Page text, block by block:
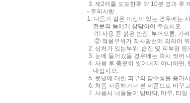
3. 제2제를 도포한후 약 10분 경과 후
- 주의사항
1. 다음과 같은 이상이 있는 경우에는
전문의 등에게 상담하여 주십시오.
① 사용 중 붉은 반점, 부어오름, 가려
② 적용부위가 직사광선에 의하여 위
2. 상처가 있는부위, 습진 및 피부염
3. 눈에 들어갔을 경우에는 즉시 씻어
4. 사용 후 충분히 씻어내지 아니하면,
내십시오.
5. 햇빛에 대한 피부의 감수성을 증가
6. 처음 사용하거나 본 제품으로 바꾸
7. 사용시 내용물이 방바닥, 마루, 타